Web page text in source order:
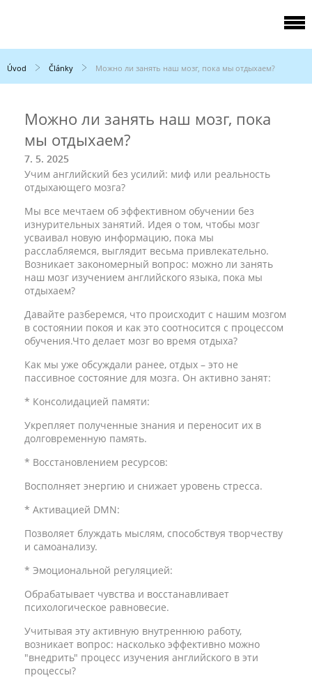
Úvod Články Можно ли занять наш мозг, пока мы отдыхаем?
Можно ли занять наш мозг, пока
мы отдыхаем?
7. 5. 2025
Учим английский без усилий: миф или реальность
отдыхающего мозга?
Мы все мечтаем об эффективном обучении без
изнурительных занятий. Идея о том, чтобы мозг
усваивал новую информацию, пока мы
расслабляемся, выглядит весьма привлекательно.
Возникает закономерный вопрос: можно ли занять
наш мозг изучением английского языка, пока мы
отдыхаем?
Давайте разберемся, что происходит с нашим мозгом
в состоянии покоя и как это соотносится с процессом
обучения.Что делает мозг во время отдыха?
Как мы уже обсуждали ранее, отдых – это не
пассивное состояние для мозга. Он активно занят:
* Консолидацией памяти:
Укрепляет полученные знания и переносит их в
долговременную память.
* Восстановлением ресурсов:
Восполняет энергию и снижает уровень стресса.
* Активацией DMN:
Позволяет блуждать мыслям, способствуя творчеству
и самоанализу.
* Эмоциональной регуляцией:
Обрабатывает чувства и восстанавливает
психологическое равновесие.
Учитывая эту активную внутреннюю работу,
возникает вопрос: насколько эффективно можно
"внедрить" процесс изучения английского в эти
процессы?